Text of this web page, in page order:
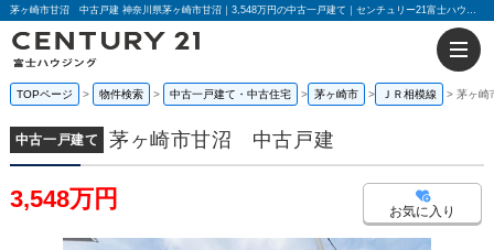
茅ヶ崎市甘沼 中古戸建 神奈川県茅ヶ崎市甘沼｜3,548万円の中古一戸建て｜センチュリー21富士ハウジング
TOPページ 物件検索 中古一戸建て・中古住宅 茅ヶ崎市 ＪＲ相模線 茅ヶ
中古一戸建て 茅ヶ崎市甘沼 中古戸建
3,548万円 お気に入り